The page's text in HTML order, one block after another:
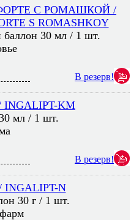
С РОМАШКОЙ /
S ROMASHKOY
баллон 30 мл / 1 шт.
В резерв!
KM
мл / 1 шт.
В резерв!
N
30 г / 1 шт.